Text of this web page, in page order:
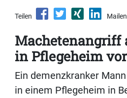
Teilen Mailen
Machetenangriff
in Pflegeheim
Ein demenzkranker
in einem Pflegeheim in